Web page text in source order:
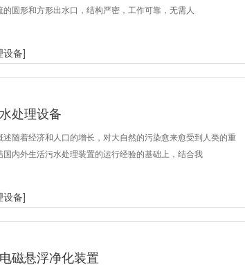
的圆形和方形出水口，结构严密，工作可靠，无需人
设备]
处理设备
述随着经济和人口的增长，对大自然的污染愈来愈受到人类的重
国内外生活污水处理装置的运行经验的基础上，结合我
设备]
磁悬浮净化装置